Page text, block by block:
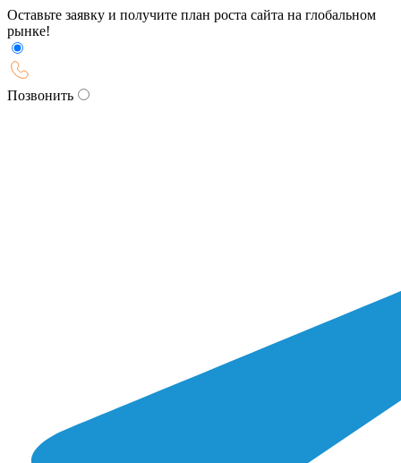
Оставьте заявку и получите план роста сайта на глобальном
рынке!
Позвонить